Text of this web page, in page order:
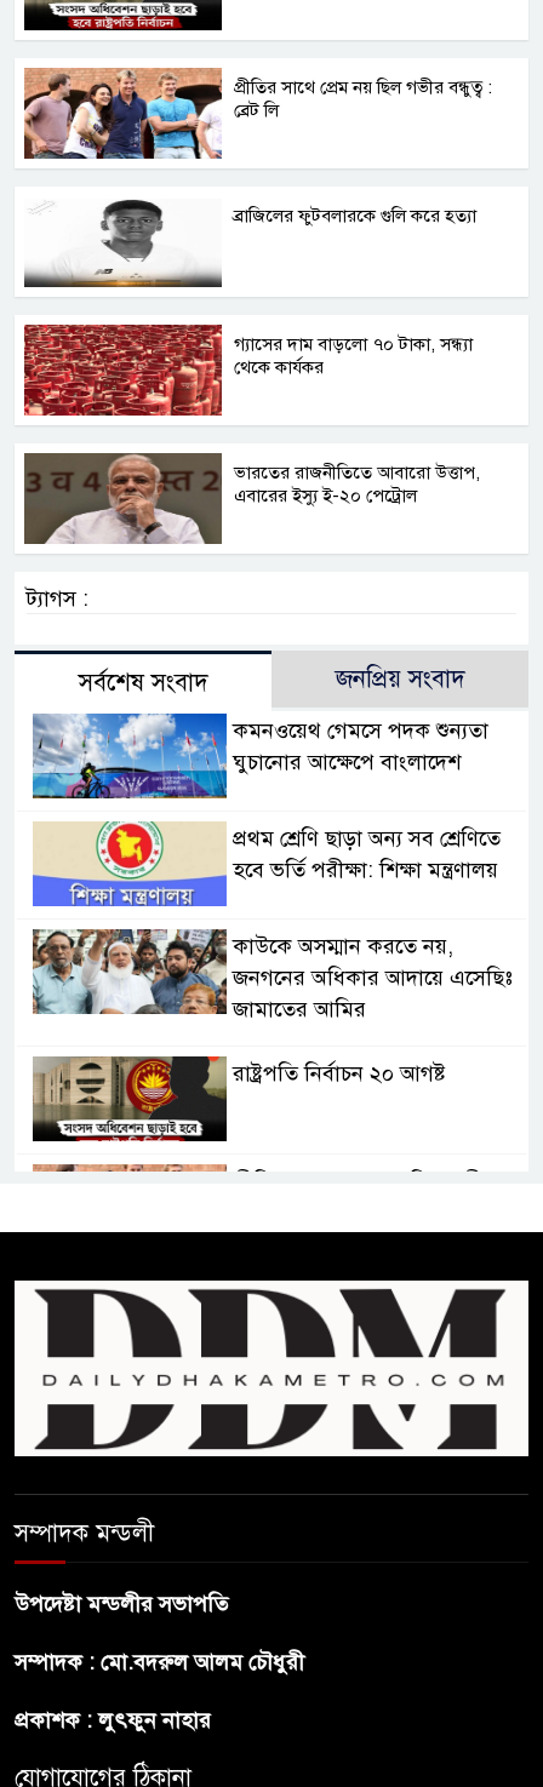
প্রীতির সাথে প্রেম নয় ছিল গভীর বন্ধুত্ব :
ব্রেট লি
ব্রাজিলের ফুটবলারকে গুলি করে হত্যা
গ্যাসের দাম বাড়লো ৭০ টাকা, সন্ধ্যা
থেকে কার্যকর
ভারতের রাজনীতিতে আবারো উত্তাপ,
এবারের ইস্যু ই-২০ পেট্রোল
ট্যাগস :
সর্বশেষ সংবাদ জনপ্রিয় সংবাদ
কমনওয়েথ গেমসে পদক শুন্যতা
ঘুচানোর আক্ষেপে বাংলাদেশ
প্রথম শ্রেণি ছাড়া অন্য সব শ্রেণিতে
হবে ভর্তি পরীক্ষা: শিক্ষা মন্ত্রণালয়
কাউকে অসম্মান করতে নয়,
জনগনের অধিকার আদায়ে এসেছিঃ
জামাতের আমির
রাষ্ট্রপতি নির্বাচন ২০ আগষ্ট
প্রীতির সাথে প্রেম নয় ছিল গভীর
জুলাই সনদ ও জুলাই যোদ্ধা সংবর্ধনা
অনুষ্ঠানে বিশৃঙ্খলায় ক্ষুদ্ধ ভারপ্রাপ্ত
রাষ্ট্রপতি
আমরা যদি বলি জুলাই কার, তাহলে
তো জুলাই কারওই থাকবে না:
শেখ হাসিনার বক্তব্য প্রচার করলেই
ব্যবস্থা নিবে সরকার : প্রধানমন্ত্রীর
সম্পাদক মন্ডলী
উপদেষ্টা মন্ডলীর সভাপতি
সম্পাদক : মো.বদরুল আলম চৌধুরী
প্রকাশক : লুৎফুন নাহার
যোগাযোগের ঠিকানা